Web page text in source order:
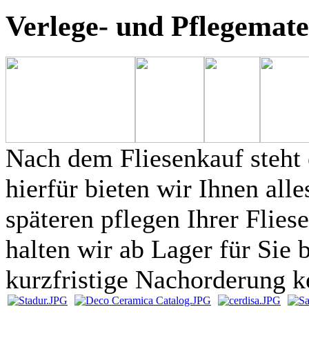
Verlege- und
Nach dem Fliesenkauf
hierfür bieten wir Ihnen
späteren pflegen Ihrer
halten wir ab Lager für Sie
kurzfristige Nachorderung